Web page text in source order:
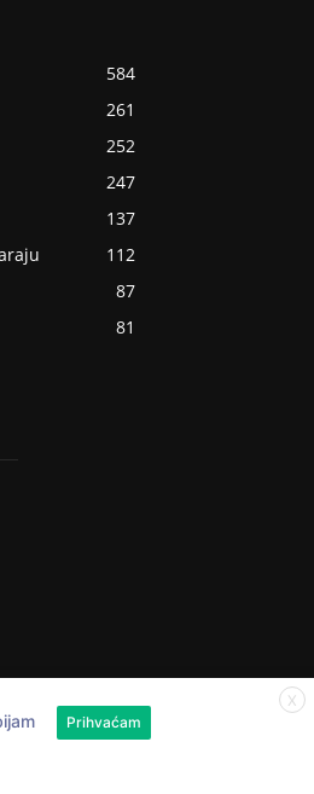
584
261
252
247
137
112
87
81
X
Prihvaćam